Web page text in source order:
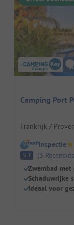
Camping Port
Frankrijk /
Inspectie
5.7 (3 Recensies
Zwembad
Schaduwrijke
Ideaal voor